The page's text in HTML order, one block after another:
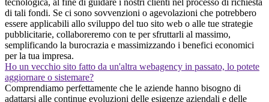
tecnologica, al fine di guidare i nostri clienti nel processo di richiesta
di tali fondi. Se ci sono sovvenzioni o agevolazioni che potrebbero
essere applicabili allo sviluppo del tuo sito web o alle tue strategie
pubblicitarie, collaboreremo con te per sfruttarli al massimo,
semplificando la burocrazia e massimizzando i benefici economici
per la tua impresa.
Ho un vecchio sito fatto da un'altra webagency in passato, lo potete
aggiornare o sistemare?
Comprendiamo perfettamente che le aziende hanno bisogno di
adattarsi alle continue evoluzioni delle esigenze aziendali e delle